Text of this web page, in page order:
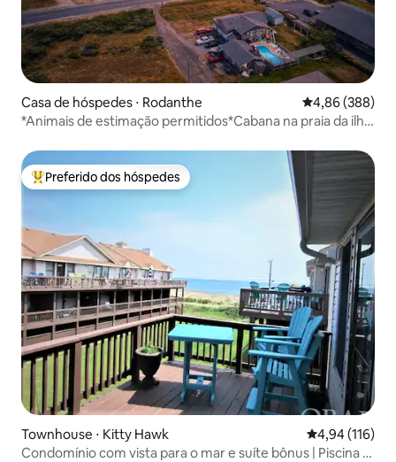
Casa de hóspedes ⋅ Rodanthe 4,86 de uma
4,86 (388)
*Animais de estimação permitidos*Cabana na praia da ilha
Entre os melhores preferidos dos hóspedes
Preferido dos hóspedes
Townhouse ⋅ Kitty Hawk 4,94 de uma
4,94 (116)
Condomínio com vista para o mar e suíte bônus | Piscina e